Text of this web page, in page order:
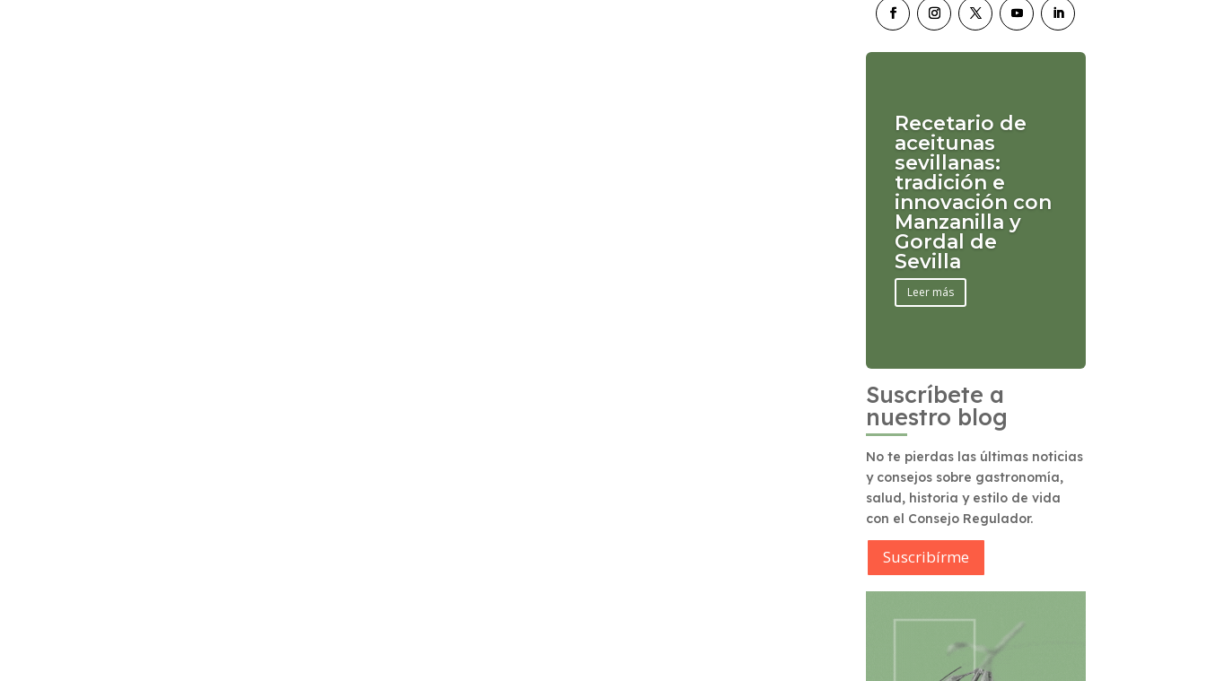
Recetario de
aceitunas
sevillanas:
tradición e
innovación con
Manzanilla y
Gordal de
Sevilla
Leer más
Suscríbete a
nuestro blog
No te pierdas las últimas noticias
y consejos sobre gastronomía,
salud, historia y estilo de vida
con el Consejo Regulador.
Suscribírme